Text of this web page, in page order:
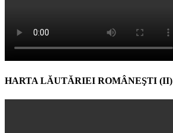
HARTA LĂUTĂRIEI ROMÂNEŞTI (II)